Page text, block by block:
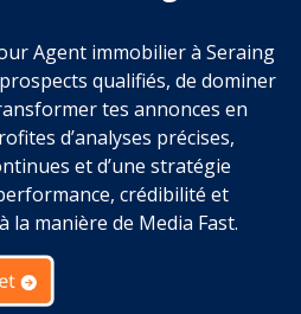
Agent immobilier à Seraing
qualifiés, de dominer
tes annonces en
d’analyses précises,
et d’une stratégie
crédibilité et
la manière de Media Fast.